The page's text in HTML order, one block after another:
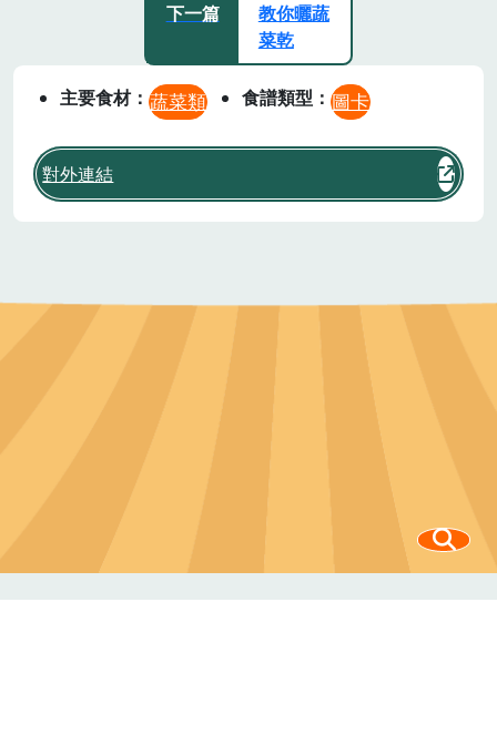
下一篇
教你曬蔬
菜乾
主要食材 蔬菜類 食譜類型 圖卡
對外連結